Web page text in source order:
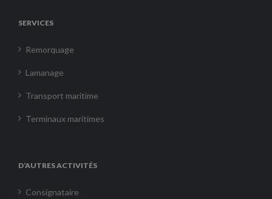
SERVICES
Remorquage
Lamanage
Transport maritime
Terminaux maritimes
D’AUTRES ACTIVITÉS
Consignataire